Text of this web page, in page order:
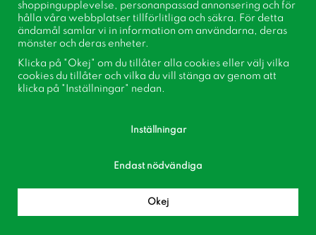
Handspade
149 kr
Planteringspåse Rund 2-
pack
shoppingupplevelse, personanpassad annonsering och för
hålla våra webbplatser tillförlitliga och säkra. För detta
ändamål samlar vi in information om användarna, deras
mönster och deras enheter.
Klicka på "Okej" om du tillåter alla cookies eller välj vilka
cookies du tillåter och vilka du vill stänga av genom att
klicka på "Inställningar" nedan.
Inställningar
Endast nödvändiga
Okej